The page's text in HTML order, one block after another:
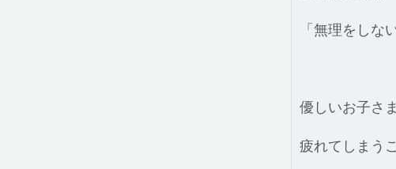
「無理をしな
優しいお子さ
疲れてしまう